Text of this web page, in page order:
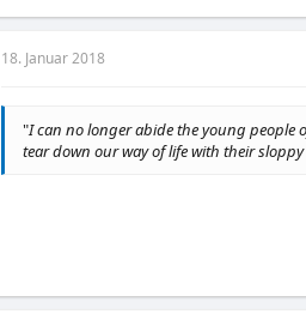
18. Januar 2018
"I can no longer abide the young
tear down our way of life with their